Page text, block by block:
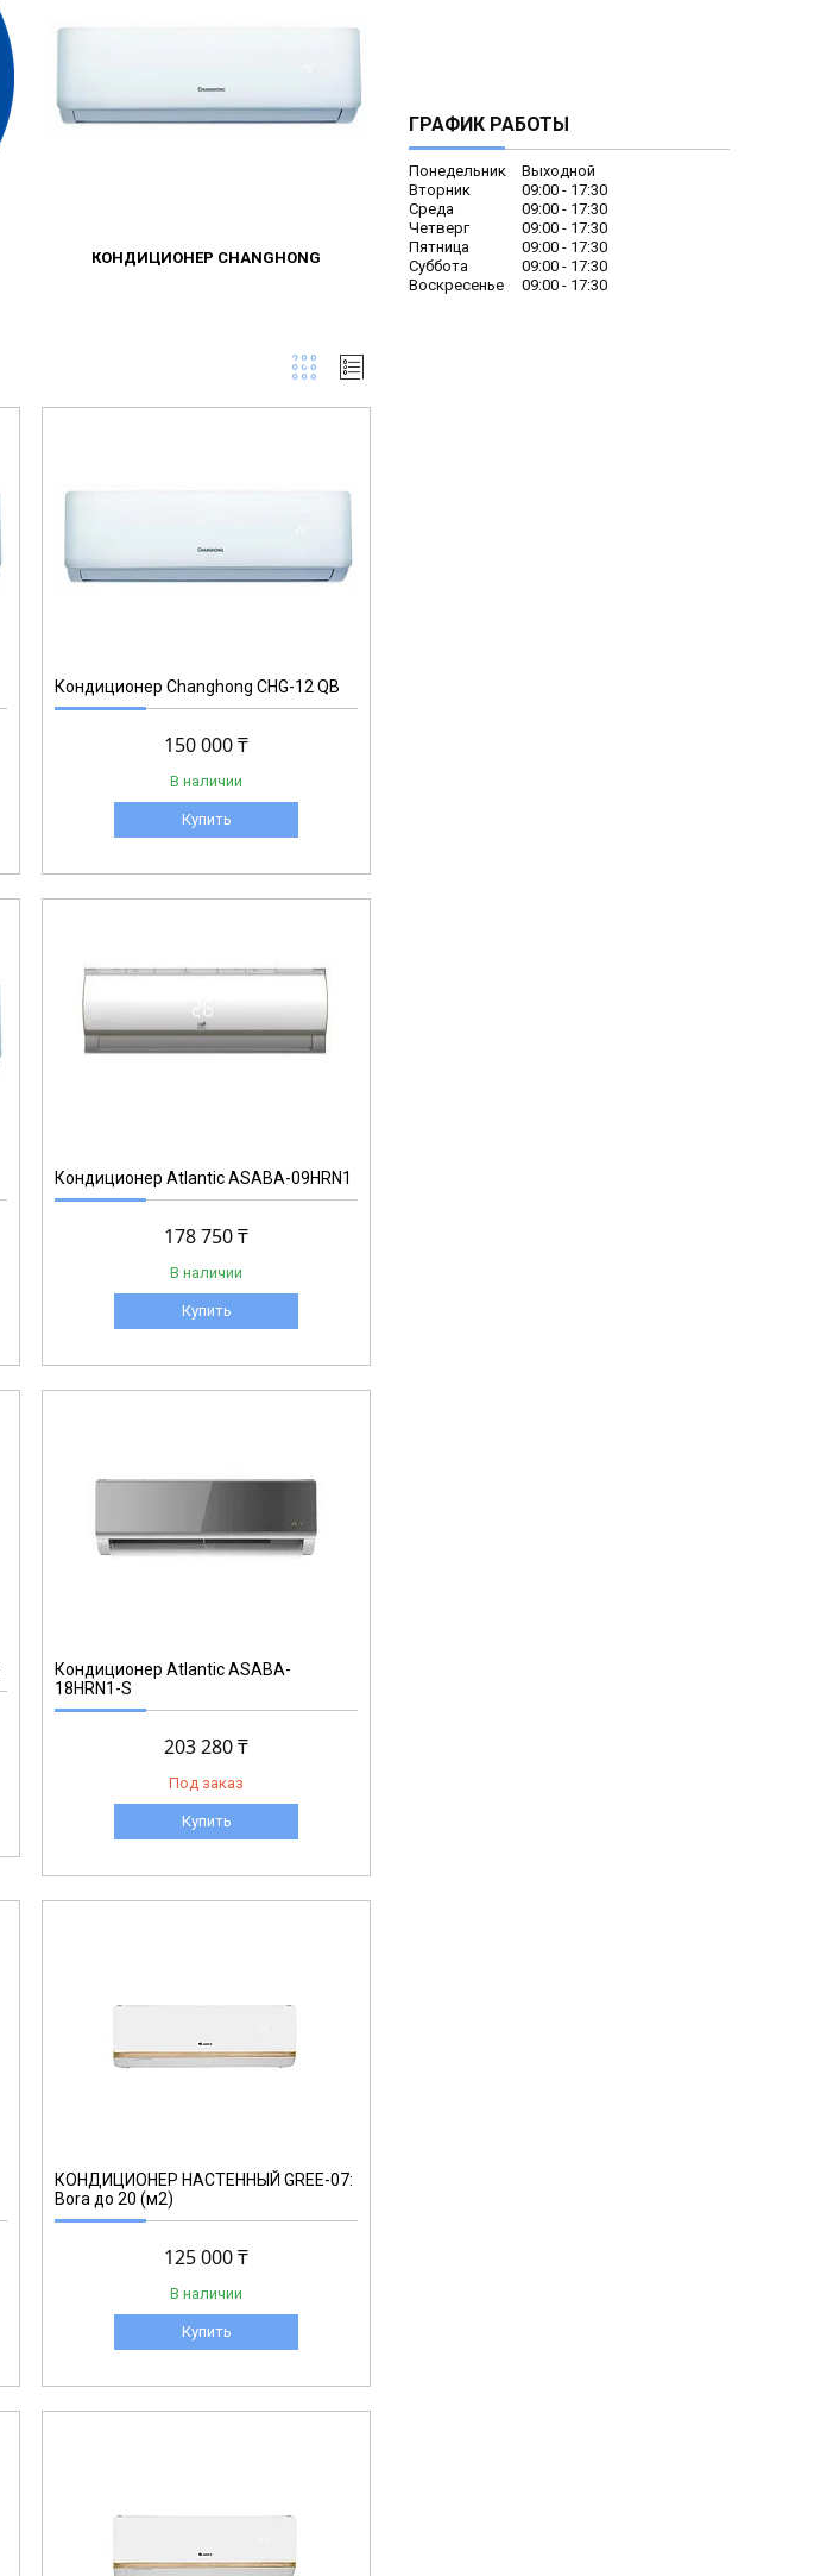
КОНДИЦИОНЕР CHANGHONG
Кондиционер Changhong CHG-12 QB
150 000 ₸
В наличии
Купить
Кондиционер Аtlantic ASABA-09HRN1
178 750 ₸
В наличии
Купить
Кондиционер Аtlantic ASABA-
18HRN1-S
203 280 ₸
Под заказ
Купить
КОНДИЦИОНЕР НАСТЕННЫЙ GREE-07:
Bora до 20 (м2)
125 000 ₸
В наличии
Купить
ГРАФИК РАБОТЫ
Понедельник
Выходной
Вторник
09:00
17:30
Среда
09:00
17:30
Четверг
09:00
17:30
Пятница
09:00
17:30
Суббота
09:00
17:30
Воскресенье
09:00 17:30